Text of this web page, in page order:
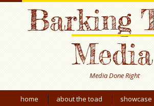
Barking
Media
Media Done Right
home about the toad showcase